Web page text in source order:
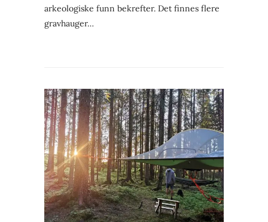
arkeologiske funn bekrefter. Det finnes flere
gravhauger…